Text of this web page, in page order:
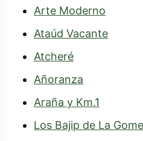
Arte Moderno
Atcheré
Añoranza
Araña y Km.1